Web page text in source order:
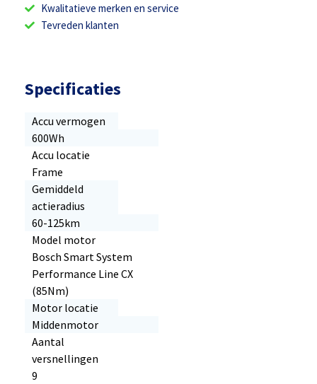
Kwalitatieve merken en service
Tevreden klanten
Specificaties
Accu vermogen
600Wh
Accu locatie
Frame
Gemiddeld
actieradius
60-125km
Model motor
Bosch Smart System
Performance Line CX
(85Nm)
Motor locatie
Middenmotor
Aantal
versnellingen
9